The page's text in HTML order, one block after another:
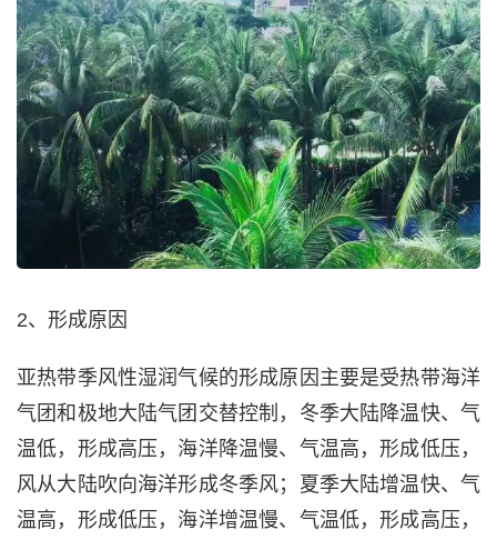
2、形成原因
亚热带季风性湿润气候的形成原因主要是受热带海洋
气团和极地大陆气团交替控制，冬季大陆降温快、气
温低，形成高压，海洋降温慢、气温高，形成低压，
风从大陆吹向海洋形成冬季风；夏季大陆增温快、气
温高，形成低压，海洋增温慢、气温低，形成高压，